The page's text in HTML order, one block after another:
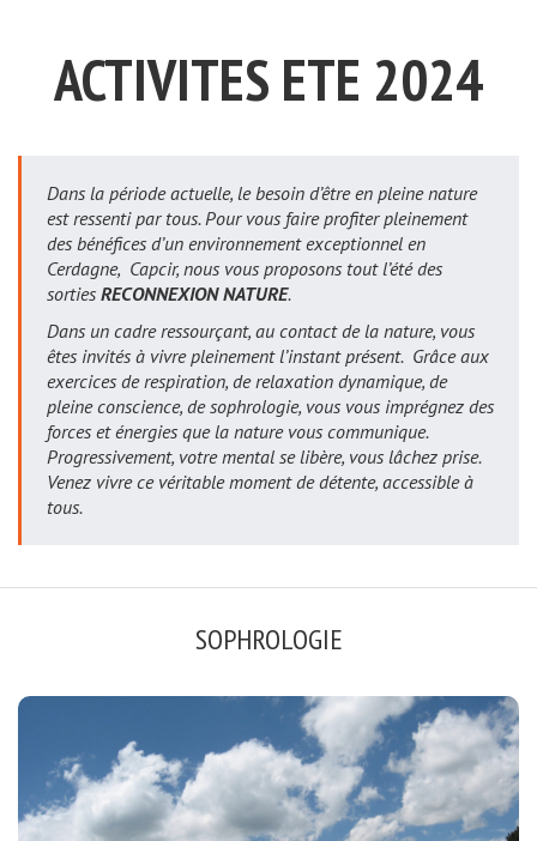
ACTIVITES ETE 2024
Dans la période actuelle, le besoin d’être en pleine nature
est ressenti par tous. Pour vous faire profiter pleinement
des bénéfices d’un environnement exceptionnel en
Cerdagne, Capcir, nous vous proposons tout l’été des
sorties RECONNEXION NATURE.
Dans un cadre ressourçant, au contact de la nature, vous
êtes invités à vivre pleinement l’instant présent. Grâce aux
exercices de respiration, de relaxation dynamique, de
pleine conscience, de sophrologie, vous vous imprégnez des
forces et énergies que la nature vous communique.
Progressivement, votre mental se libère, vous lâchez prise.
Venez vivre ce véritable moment de détente, accessible à
tous.
SOPHROLOGIE
SOPHRO-NATURE